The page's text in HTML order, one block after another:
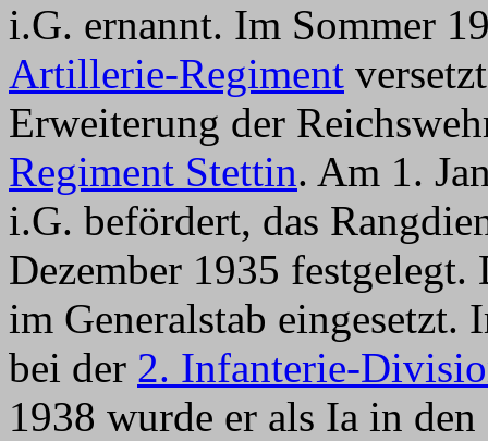
i.G. ernannt. Im Sommer
Artillerie-Regiment
Erweiterung der
Regiment Stettin. Am 1.
i.G. befördert, das
Dezember 1935
im Generalstab eingesetzt.
bei der 2. Infanterie-
1938 wurde er als Ia in